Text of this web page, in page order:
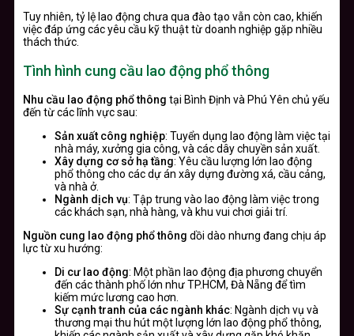
Tuy nhiên, tỷ lệ lao động chưa qua đào tạo vẫn còn cao, khiến
việc đáp ứng các yêu cầu kỹ thuật từ doanh nghiệp gặp nhiều
thách thức.
Tình hình cung cầu lao động phổ thông
Nhu cầu lao động phổ thông tại Bình Định và Phú Yên chủ yếu
đến từ các lĩnh vực sau:
Sản xuất công nghiệp: Tuyển dụng lao động làm việc tại
nhà máy, xưởng gia công, và các dây chuyền sản xuất.
Xây dựng cơ sở hạ tầng: Yêu cầu lượng lớn lao động
phổ thông cho các dự án xây dựng đường xá, cầu cảng,
và nhà ở.
Ngành dịch vụ: Tập trung vào lao động làm việc trong
các khách sạn, nhà hàng, và khu vui chơi giải trí.
Nguồn cung lao động phổ thông dồi dào nhưng đang chịu áp
lực từ xu hướng:
Di cư lao động: Một phần lao động địa phương chuyển
đến các thành phố lớn như TP.HCM, Đà Nẵng để tìm
kiếm mức lương cao hơn.
Sự cạnh tranh của các ngành khác: Ngành dịch vụ và
thương mại thu hút một lượng lớn lao động phổ thông,